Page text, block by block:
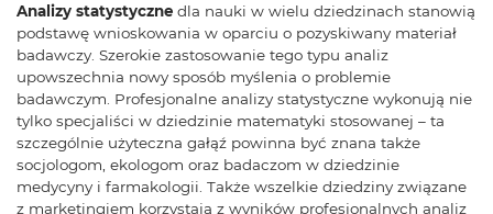
Analizy statystyczne dla nauki w wielu dziedzinach stanowią
podstawę wnioskowania w oparciu o pozyskiwany materiał
badawczy. Szerokie zastosowanie tego typu analiz
upowszechnia nowy sposób myślenia o problemie
badawczym. Profesjonalne analizy statystyczne wykonują nie
tylko specjaliści w dziedzinie matematyki stosowanej – ta
szczególnie użyteczna gałąź powinna być znana także
socjologom, ekologom oraz badaczom w dziedzinie
medycyny i farmakologii. Także wszelkie dziedziny związane
z marketingiem korzystają z wyników profesjonalnych analiz